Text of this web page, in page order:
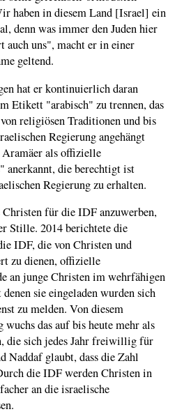
haben in diesem Land [Israel] ein
denn was immer den Juden hier
uns", macht er in einer
geltend.
hat er kontinuierlich daran
Etikett "arabisch" zu trennen, das
religiösen Traditionen und bis
Regierung angehängt
als offizielle
anerkannt, die berechtigt ist
Regierung zu erhalten.
für die IDF anzuwerben,
Stille. 2014 berichtete die
IDF, die von Christen und
zu dienen, offizielle
an junge Christen im wehrfähigen
sie eingeladen wurden sich
zu melden. Von diesem
wuchs das auf bis heute mehr als
die sich jedes Jahr freiwillig für
Naddaf glaubt, dass die Zahl
die IDF werden Christen in
an die israelische